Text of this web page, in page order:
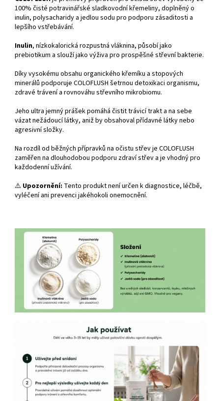
100% čisté potravinářské sladkovodní křemeliny, doplněný o
inulin, polysacharidy a jedlou sodu pro podporu zásaditosti a
lepšího vstřebávání.
Inulin, nízkokalorická rozpustná vláknina, působí jako
prebiotikum a slouží jako výživa pro prospěšné střevní bakterie.
Díky vysokému obsahu organického křemíku a stopových
minerálů podporuje COLOFLUSH šetrnou detoxikaci organismu,
zdravé trávení a rovnováhu střevního mikrobiomu.
Jeho ultra jemný prášek pomáhá čistit trávicí trakt a na sebe
vázat nežádoucí látky, aniž by obsahoval přídavné látky nebo
agresivní složky.
Na rozdíl od běžných přípravků na očistu střev je COLOFLUSH
zaměřen na dlouhodobou podporu zdraví střev a je vhodný pro
každodenní užívání.
⚠️ Upozornění: Tento produkt není určen k diagnostice, léčbě,
vyléčení ani prevenci jakéhokoli onemocnění.